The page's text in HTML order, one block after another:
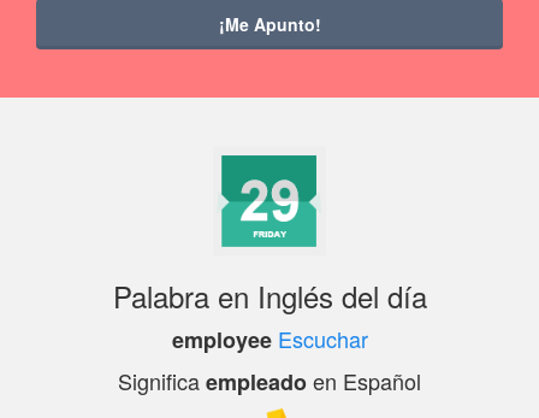
Palabra en Inglés del día
employee Escuchar
Significaempleadoen Español